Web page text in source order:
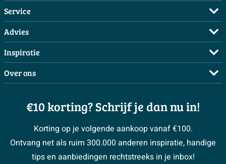
Service
Veelgestelde vragen
Bestellen
Betalen
Bezorgen / afhalen
Garantie / klachten
Reviewbeleid
> Naar de klantenservice
Advies
Maak een afspraak
Doe de offerte check
3D tekening maken
Klustips
Klusadvies
> Alle adviesmogelijkheden
Inspiratie
Complete badkamers
Complete toiletruimtes
Moodboards
Magazine
#MySawiday
Over ons
Over Sawiday
Vacatures
Sawiday PRO
BeCommerce
€10 korting? Schrijf je dan nu in!
Korting op je volgende aankoop vanaf €100.
Ontvang net als ruim 300.000 anderen inspiratie, handige
tips en aanbiedingen rechtstreeks in je inbox!